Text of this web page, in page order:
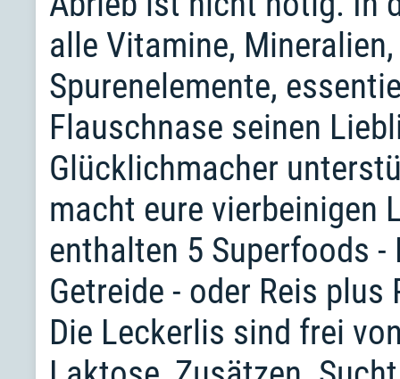
alle Vitamine,
Spurenelemente,
Flauschnase seinen
Glücklichmacher
macht eure vierbeinigen
enthalten 5 Superfoods
Getreide - oder Reis
Die Leckerlis sind frei